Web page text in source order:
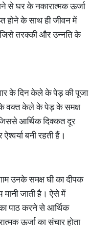
से घर के नकारात्मक ऊर्जा
होने के साथ ही जीवन में
तरक्की और उन्नति के
के दिन केले के पेड़ की पूजा
के वक्त केले के पेड़ के समक्ष
आर्थिक दिक्कत दूर
बनी रहती हैं।
उनके समक्ष घी का दीपक
मानी जाती है। ऐसे में
पाठ करने से आर्थिक
ऊर्जा का संचार होता